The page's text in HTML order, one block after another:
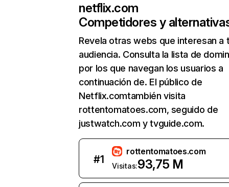
netflix.com
Competidores y
Revela otras webs que interesan a
audiencia. Consulta la lista de
por los que navegan los usuarios a
continuación de. El público de
Netflix.comtambién visita
rottentomatoes.com, seguido de
justwatch.com y tvguide.com.
#1
rottentomatoes.com
Visitas:93,75 M